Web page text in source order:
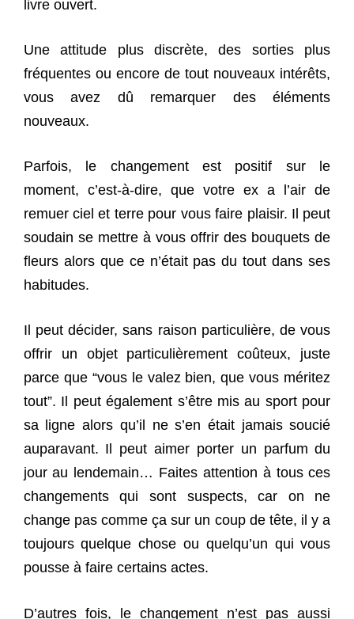
livre ouvert.
Une attitude plus discrète, des sorties plus
fréquentes ou encore de tout nouveaux intérêts,
vous avez dû remarquer des éléments
nouveaux.
Parfois, le changement est positif sur le
moment, c’est-à-dire, que votre ex a l’air de
remuer ciel et terre pour vous faire plaisir. Il peut
soudain se mettre à vous offrir des bouquets de
fleurs alors que ce n’était pas du tout dans ses
habitudes.
Il peut décider, sans raison particulière, de vous
offrir un objet particulièrement coûteux, juste
parce que “vous le valez bien, que vous méritez
tout”. Il peut également s’être mis au sport pour
sa ligne alors qu’il ne s’en était jamais soucié
auparavant. Il peut aimer porter un parfum du
jour au lendemain… Faites attention à tous ces
changements qui sont suspects, car on ne
change pas comme ça sur un coup de tête, il y a
toujours quelque chose ou quelqu’un qui vous
pousse à faire certains actes.
D’autres fois, le changement n’est pas aussi